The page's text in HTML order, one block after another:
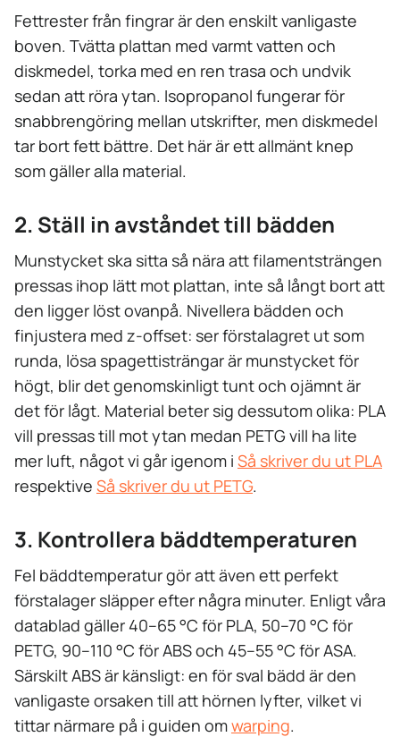
Fettrester från fingrar är den enskilt vanligaste
boven. Tvätta plattan med varmt vatten och
diskmedel, torka med en ren trasa och undvik
sedan att röra ytan. Isopropanol fungerar för
snabbrengöring mellan utskrifter, men diskmedel
tar bort fett bättre. Det här är ett allmänt knep
som gäller alla material.
2. Ställ in avståndet till bädden
Munstycket ska sitta så nära att filamentsträngen
pressas ihop lätt mot plattan, inte så långt bort att
den ligger löst ovanpå. Nivellera bädden och
finjustera med z-offset: ser förstalagret ut som
runda, lösa spagettisträngar är munstycket för
högt, blir det genomskinligt tunt och ojämnt är
det för lågt. Material beter sig dessutom olika: PLA
vill pressas till mot ytan medan PETG vill ha lite
mer luft, något vi går igenom i Så skriver du ut PLA
respektive Så skriver du ut PETG.
3. Kontrollera bäddtemperaturen
Fel bäddtemperatur gör att även ett perfekt
förstalager släpper efter några minuter. Enligt våra
datablad gäller 40–65 °C för PLA, 50–70 °C för
PETG, 90–110 °C för ABS och 45–55 °C för ASA.
Särskilt ABS är känsligt: en för sval bädd är den
vanligaste orsaken till att hörnen lyfter, vilket vi
tittar närmare på i guiden omwarping.